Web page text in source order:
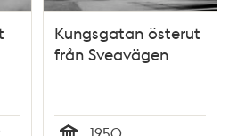
Kungsgatan österut
från Sveavägen